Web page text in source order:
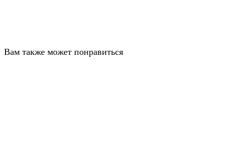
Вам также может понравиться